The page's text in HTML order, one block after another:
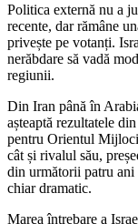
Politica externă nu a
recente, dar rămâne
privește pe votanți.
nerăbdare să vadă
regiunii.
Din Iran până în
așteaptă rezultatele
pentru Orientul
cât și rivalul său,
din următorii patru
chiar dramatic.
Marea întrebare a